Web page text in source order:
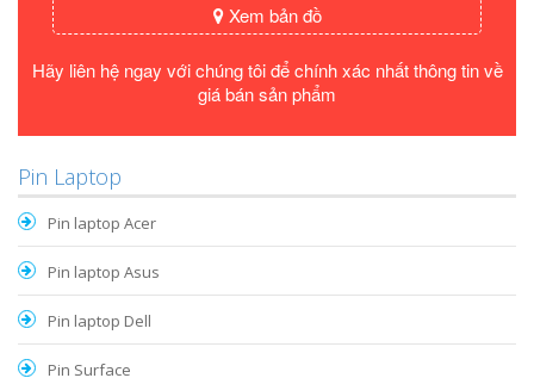
Xem bản đồ
Hãy liên hệ ngay với chúng tôi để chính xác nhất thông tin về
giá bán sản phẩm
Pin Laptop
Pin laptop Acer
Pin laptop Asus
Pin laptop Dell
Pin Surface